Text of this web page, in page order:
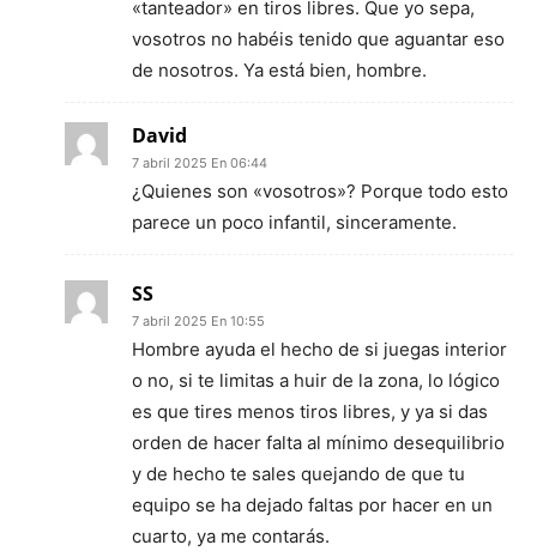
«tanteador» en tiros libres. Que yo sepa,
vosotros no habéis tenido que aguantar eso
de nosotros. Ya está bien, hombre.
David
7 abril 2025 En 06:44
¿Quienes son «vosotros»? Porque todo esto
parece un poco infantil, sinceramente.
SS
7 abril 2025 En 10:55
Hombre ayuda el hecho de si juegas interior
o no, si te limitas a huir de la zona, lo lógico
es que tires menos tiros libres, y ya si das
orden de hacer falta al mínimo desequilibrio
y de hecho te sales quejando de que tu
equipo se ha dejado faltas por hacer en un
cuarto, ya me contarás.